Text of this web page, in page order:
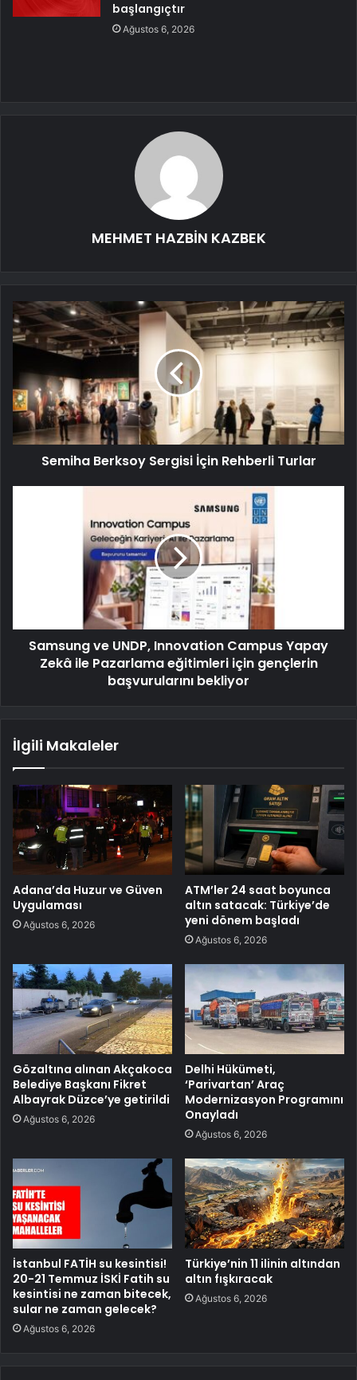
başlangıçtır
Ağustos 6, 2026
MEHMET HAZBİN KAZBEK
Semiha Berksoy Sergisi İçin Rehberli Turlar
Samsung ve UNDP, Innovation Campus Yapay
Zekâ ile Pazarlama eğitimleri için gençlerin
başvurularını bekliyor
İlgili Makaleler
Adana’da Huzur ve Güven
Uygulaması
Ağustos 6, 2026
ATM’ler 24 saat boyunca
altın satacak: Türkiye’de
yeni dönem başladı
Ağustos 6, 2026
Gözaltına alınan Akçakoca
Belediye Başkanı Fikret
Albayrak Düzce’ye getirildi
Ağustos 6, 2026
Delhi Hükümeti,
‘Parivartan’ Araç
Modernizasyon Programını
Onayladı
Ağustos 6, 2026
İstanbul FATİH su kesintisi!
20-21 Temmuz İSKİ Fatih su
kesintisi ne zaman bitecek,
sular ne zaman gelecek?
Ağustos 6, 2026
Türkiye’nin 11 ilinin altından
altın fışkıracak
Ağustos 6, 2026